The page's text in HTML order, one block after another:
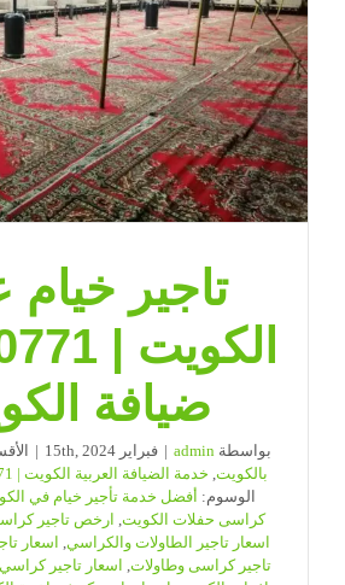
تاجير خيام
ضيافة
بواسطة admin
| فبراير 15th, 2024 |
بالكويت, خدمة الضيافة العربية الكويت | 65080771|رائدون
الوسوم: أفضل خدمة تأجير خيام في
كراسى حفلات الكويت, ارخص تاجير
اسعار تاجير الطاولات والكراسي, اسعار
تاجير كراسى وطاولات, اسعار تاجير